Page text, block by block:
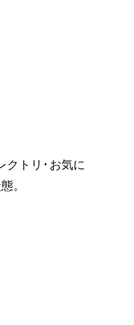
クトリ･お気に
。